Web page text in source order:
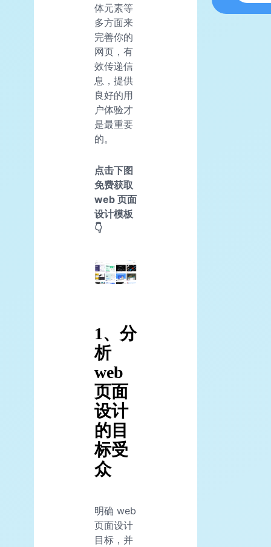
体元素等
多方面来
完善你的
网页，有
效传递信
息，提供
良好的用
户体验才
是最重要
的。
点击下图
免费获取
web 页面
设计模板
👇
1、分
析
web
页面
设计
的目
标受
众
明确 web
页面设计
目标，并